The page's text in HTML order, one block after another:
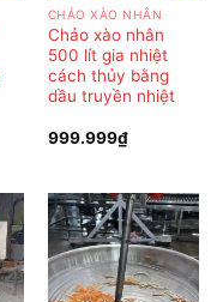
CHẢO XÀO NHÂN
Chảo xào nhân
500 lít gia nhiệt
cách thủy bằng
dầu truyền nhiệt
999.999₫